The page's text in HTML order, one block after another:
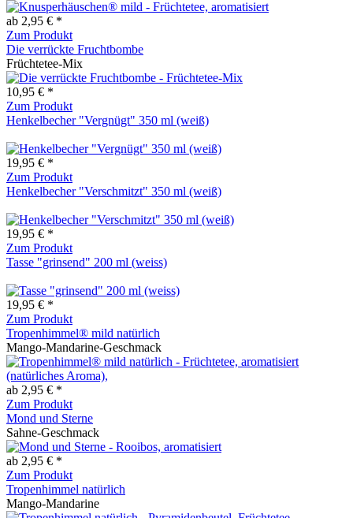
ab 2,95 € *
Zum Produkt
Die verrückte Fruchtbombe
Früchtetee-Mix
10,95 € *
Zum Produkt
Henkelbecher "Vergnügt" 350 ml (weiß)
19,95 € *
Zum Produkt
Henkelbecher "Verschmitzt" 350 ml (weiß)
19,95 € *
Zum Produkt
Tasse "grinsend" 200 ml (weiss)
19,95 € *
Zum Produkt
Tropenhimmel® mild natürlich
Mango-Mandarine-Geschmack
ab 2,95 € *
Zum Produkt
Mond und Sterne
Sahne-Geschmack
ab 2,95 € *
Zum Produkt
Tropenhimmel natürlich
Mango-Mandarine